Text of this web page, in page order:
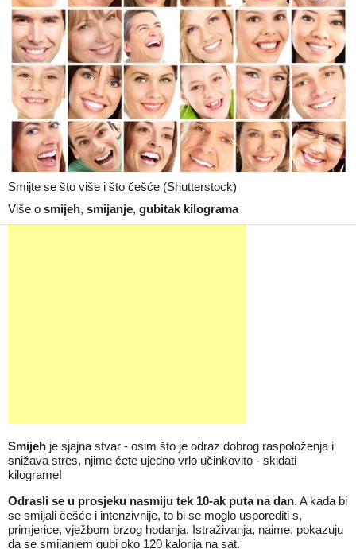
Smijte se što više i što češće (Shutterstock)
Više o smijeh, smijanje, gubitak kilograma
Smijeh je sjajna stvar - osim što je odraz dobrog raspoloženja i
snižava stres, njime ćete ujedno vrlo učinkovito - skidati
kilograme!
Odrasli se u prosjeku nasmiju tek 10-ak puta na dan. A kada bi
se smijali češće i intenzivnije, to bi se moglo usporediti s,
primjerice, vježbom brzog hodanja. Istraživanja, naime, pokazuju
da se smijanjem gubi oko 120 kalorija na sat.